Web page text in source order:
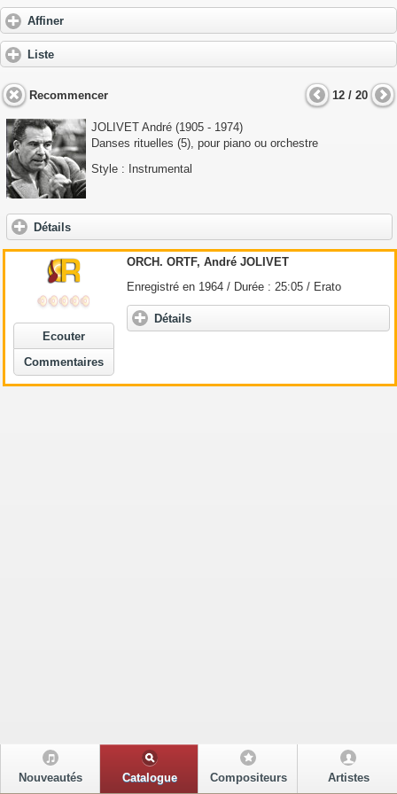
Affiner
Liste
Recommencer 12 / 20
JOLIVET André (1905 - 1974)
Danses rituelles (5), pour piano ou orchestre
Style : Instrumental
Détails
Ecouter
Commentaires
ORCH. ORTF,André JOLIVET
Enregistré en 1964 / Durée : 25:05 / Erato
Détails
Nouveautés Catalogue Compositeurs Artistes